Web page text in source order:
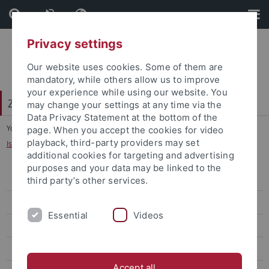
Skip
to
content
Skip
to
footer
Zentrum für Islamische Theologie (ZITh)
You are here: Startseite
...
Islamische Theologie im Hauptfach B.A. (Teilstudiengang)
Islamische Theologie (Monobachelor)
Islamische Theologie im Nebenfach B.A. (Teilstudiengang)
Privacy settings
Our website uses cookies. Some of them are
mandatory, while others allow us to improve
your experience while using our website. You
may change your settings at any time via the
Data Privacy Statement at the bottom of the
page. When you accept the cookies for video
playback, third-party providers may set
additional cookies for targeting and advertising
purposes and your data may be linked to the
third party’s other services.
Essential Videos